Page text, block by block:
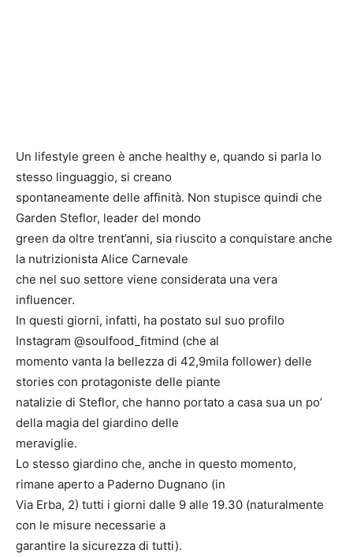
Un lifestyle green è anche healthy e, quando si parla lo
stesso linguaggio, si creano
spontaneamente delle affinità. Non stupisce quindi che
Garden Steflor, leader del mondo
green da oltre trent’anni, sia riuscito a conquistare anche
la nutrizionista Alice Carnevale
che nel suo settore viene considerata una vera
influencer.
In questi giorni, infatti, ha postato sul suo profilo
Instagram @soulfood_fitmind (che al
momento vanta la bellezza di 42,9mila follower) delle
stories con protagoniste delle piante
natalizie di Steflor, che hanno portato a casa sua un po’
della magia del giardino delle
meraviglie.
Lo stesso giardino che, anche in questo momento,
rimane aperto a Paderno Dugnano (in
Via Erba, 2) tutti i giorni dalle 9 alle 19.30 (naturalmente
con le misure necessarie a
garantire la sicurezza di tutti).